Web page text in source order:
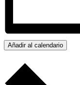
Añadir al calendario